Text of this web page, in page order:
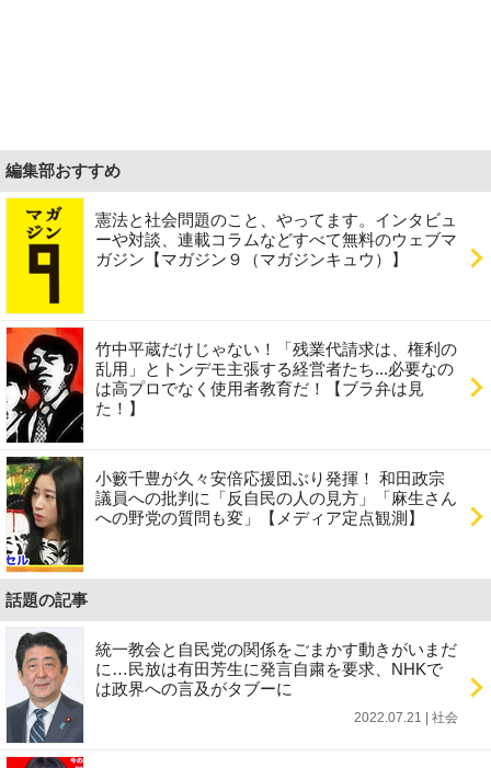
編集部おすすめ
憲法と社会問題のこと、やってます。インタビュ
ーや対談、連載コラムなどすべて無料のウェブマ
ガジン【マガジン９（マガジンキュウ）】
竹中平蔵だけじゃない！「残業代請求は、権利の
乱用」とトンデモ主張する経営者たち...必要なの
は高プロでなく使用者教育だ！【ブラ弁は見
た！】
小籔千豊が久々安倍応援団ぶり発揮！ 和田政宗
議員への批判に「反自民の人の見方」「麻生さん
への野党の質問も変」【メディア定点観測】
話題の記事
統一教会と自民党の関係をごまかす動きがいまだ
に…民放は有田芳生に発言自粛を要求、NHKで
は政界への言及がタブーに
2022.07.21 | 社会